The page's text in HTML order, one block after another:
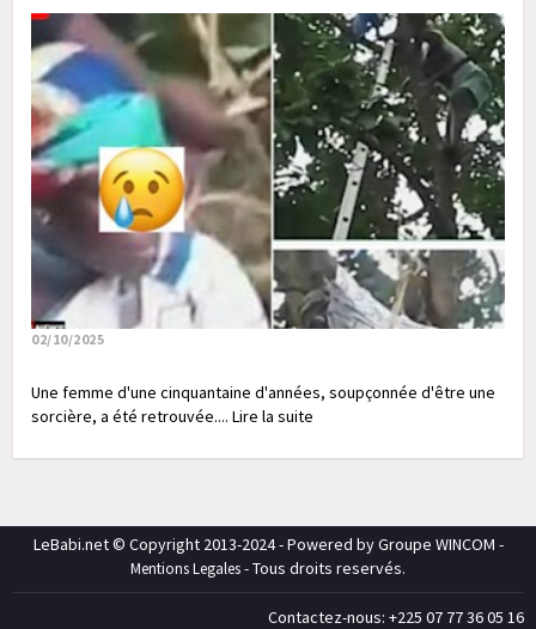
02/10/2025
Une femme d'une cinquantaine d'années, soupçonnée d'être une
sorcière, a été retrouvée.... Lire la suite
LeBabi.net © Copyright 2013-2024 - Powered by Groupe WINCOM -
Mentions Legales- Tous droits reservés.
Contactez-nous: +225 07 77 36 05 16